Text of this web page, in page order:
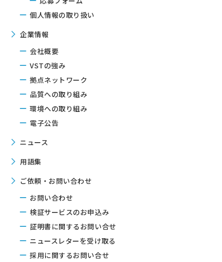
個人情報の取り扱い
企業情報
会社概要
VSTの強み
拠点ネットワーク
品質への取り組み
環境への取り組み
電子公告
ニュース
用語集
ご依頼・お問い合わせ
お問い合わせ
検証サービスのお申込み
証明書に関するお問い合せ
ニュースレターを受け取る
採用に関するお問い合せ